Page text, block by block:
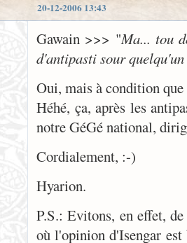
20-12-2006 13:43
Gawain >>> "Ma... tou
d'antipasti sour
Oui, mais à condition
Héhé, ça, après les
notre GéGé national,
Cordialement, :-)
Hyarion.
P.S.: Evitons, en effet,
où l'opinion d'Isengar